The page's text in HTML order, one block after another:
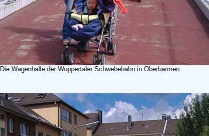
Die Wagenhalle der Wuppertaler Schwebebahn in Oberbarmen.